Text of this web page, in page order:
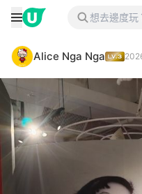
Alice Nga Nga